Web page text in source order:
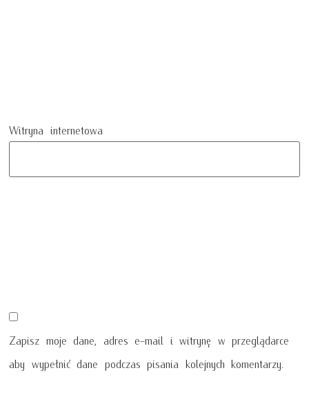
Witryna internetowa
Zapisz moje dane, adres e-mail i witrynę w przeglądarce
aby wypełnić dane podczas pisania kolejnych komentarzy.